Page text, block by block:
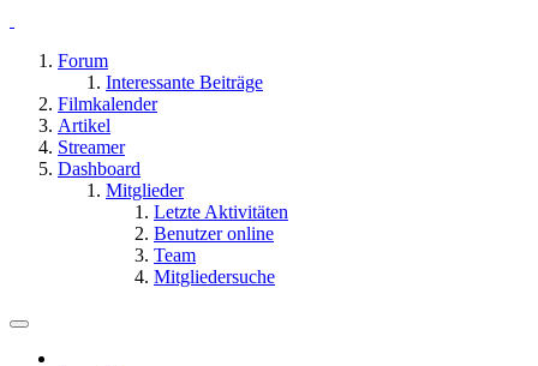
Forum
Interessante Beiträge
Filmkalender
Artikel
Streamer
Dashboard
Mitglieder
Letzte Aktivitäten
Benutzer online
Team
Mitgliedersuche